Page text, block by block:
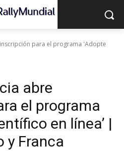
para el programa 'Adopte
abre
el programa
en línea’ |
y Franca